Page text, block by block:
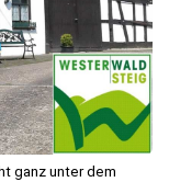
ganz unter dem